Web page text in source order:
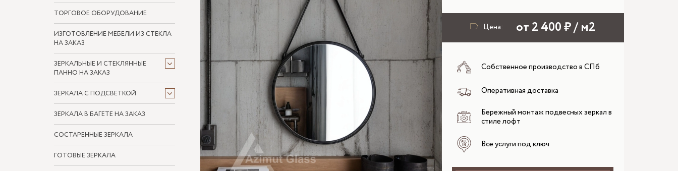
ТОРГОВОЕ ОБОРУДОВАНИЕ
ИЗГОТОВЛЕНИЕ МЕБЕЛИ ИЗ СТЕКЛА
НА ЗАКАЗ
ЗЕРКАЛЬНЫЕ И СТЕКЛЯННЫЕ
ПАННО НА ЗАКАЗ
ЗЕРКАЛА С ПОДСВЕТКОЙ
ЗЕРКАЛА В БАГЕТЕ НА ЗАКАЗ
СОСТАРЕННЫЕ ЗЕРКАЛА
ГОТОВЫЕ ЗЕРКАЛА
Цена: от 2 400 ₽ / м2
Собственное производство в СПб
Оперативная доставка
Бережный монтаж подвесных зеркал в
стиле лофт
Все услуги под ключ